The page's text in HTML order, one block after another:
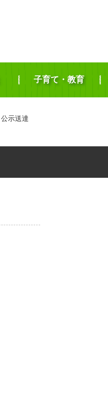
子育て・教育
公示送達